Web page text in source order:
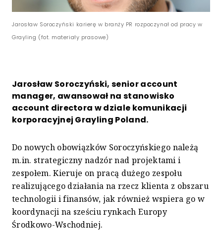
Jarosław Soroczyński karierę w branży PR rozpoczynał od pracy w
Grayling (fot. materiały prasowe)
Jarosław Soroczyński, senior account
manager, awansował na stanowisko
account directora w dziale komunikacji
korporacyjnej Grayling Poland.
Do nowych obowiązków Soroczyńskiego należą
m.in. strategiczny nadzór nad projektami i
zespołem. Kieruje on pracą dużego zespołu
realizującego działania na rzecz klienta z obszaru
technologii i finansów, jak również wspiera go w
koordynacji na sześciu rynkach Europy
Środkowo-Wschodniej.